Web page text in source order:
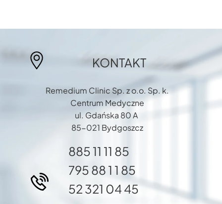
KONTAKT
Remedium Clinic Sp. z o.o. Sp. k.
Centrum Medyczne
ul. Gdańska 80 A
85-021 Bydgoszcz
885 11 11 85
795 88 1 1 85
52 321 04 45